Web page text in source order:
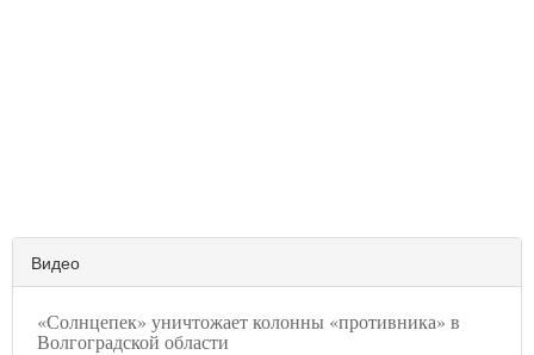
Видео
«Солнцепек» уничтожает колонны «противника» в
Волгоградской области